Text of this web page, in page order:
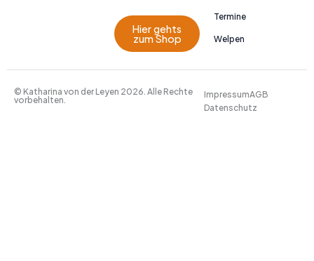
Hier gehts
zum Shop
Termine
Welpen
© Katharina von der Leyen 2026. Alle Rechte
vorbehalten.
ImpressumAGB
Datenschutz